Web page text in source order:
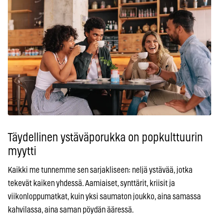
Täydellinen ystäväporukka on popkulttuurin
myytti
Kaikki me tunnemme sen sarjakliseen: neljä ystävää, jotka
tekevät kaiken yhdessä. Aamiaiset, synttärit, kriisit ja
viikonloppumatkat, kuin yksi saumaton joukko, aina samassa
kahvilassa, aina saman pöydän ääressä.